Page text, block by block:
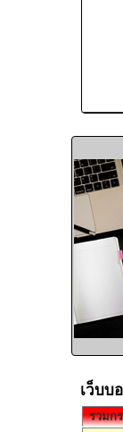
เว็บบ
รวมก